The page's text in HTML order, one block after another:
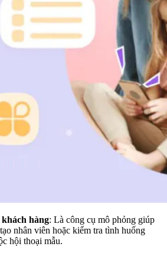
hàng: Là công cụ mô phỏng giúp
nhân viên hoặc kiểm tra tình huống
hội thoại mẫu.